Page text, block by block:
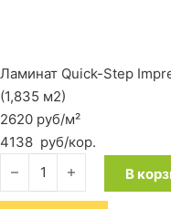
Ламинат Quick-Step
(1,835 м2)
2620 руб/м²
4138 руб/кор.
Количество товара
В